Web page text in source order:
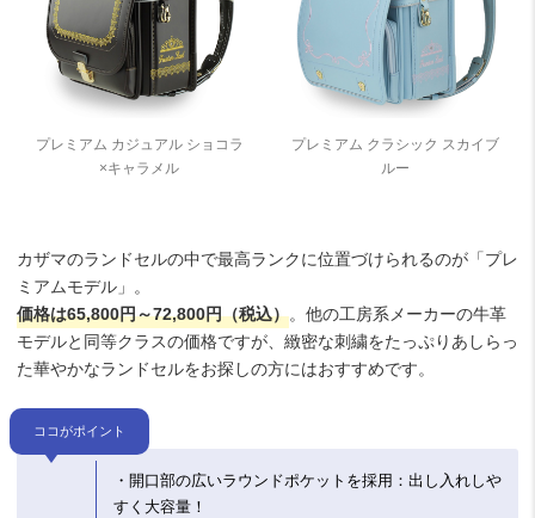
プレミアム カジュアル ショコラ
×キャラメル
プレミアム クラシック スカイブ
ルー
カザマのランドセルの中で最高ランクに位置づけられるのが「プレ
ミアムモデル」。
価格は65,800円～72,800円（税込）。他の工房系メーカーの牛革
モデルと同等クラスの価格ですが、緻密な刺繍をたっぷりあしらっ
た華やかなランドセルをお探しの方にはおすすめです。
ココがポイント
・開口部の広いラウンドポケットを採用：出し入れしや
すく大容量！